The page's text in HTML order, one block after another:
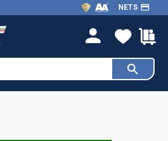
NETS payment
person